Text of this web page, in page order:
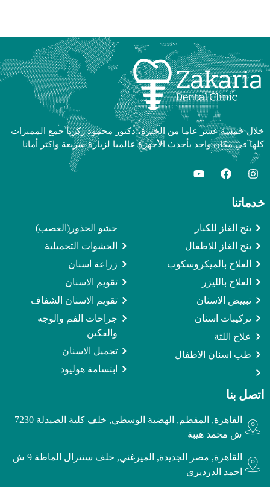
خلال خمسة عشر عاما من الخبرة، دكتور محمود زكريا جمع المميزات
كلها في مكان واحد بأحدث الأجهزة عالميا لزيارة سريعة واكثر أمانا
خدماتنا
بنج الغاز للكبار
بنج الغاز للاطفال
العلاج بالميكروسكوب
العلاج بالليزر
تبييض الاسنان
تركيبات اسنان
علاج اللثة
طب اسنان الاطفال
حشو الجذور(العصب)
الحشوات التجميلية
زراعة اسنان
تقويم الاسنان
تقويم الاسنان الشفاف
جراحات الفم والوجه
والفكين
تجميل الاسنان
ابتسامة هوليود
اتصل بنا
القاهرة, المقطم, الهضبة الوسطي, خلف كلية الصيدلة 7230
ش محمد هيبة
القاهرة, مصر الجديدة, الميرغني, خلف سنترال الماظة 9 ش
احمد الدرديري